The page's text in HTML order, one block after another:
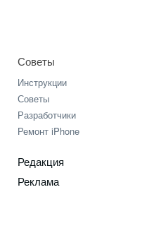
Советы
Инструкции
Советы
Разработчики
Ремонт iPhone
Редакция
Реклама